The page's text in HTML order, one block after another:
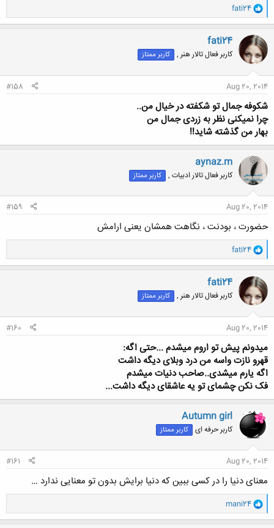
و
ا
ک
ن
ش
ه
ا
fati24
fati24
کاربر فعال تالار هنر , کاربر ممتاز
Aug 20, 2014
#158
شکوفه جمال تو شکفته در خیال من..
چرا نمیکنی نظر به زردی جمال من
بهار من گذشته شاید!!
aynaz.m
کاربر فعال تالار ادبیات , کاربر ممتاز
Aug 20, 2014
#159
حضورت ، بودنت ، نگاهت همشان یعنی ارامش
و
ا
ک
ن
ش
ه
ا
fati24
fati24
کاربر فعال تالار هنر , کاربر ممتاز
Aug 20, 2014
#160
میدونم پیش تو اروم میشدم ...حتی اگه:
قهرو نازت واسه من درد وبلای دیگه داشت
اگه یارم میشدی..صاحب دنیات میشدم
فک نکن چشمای تو یه عاشقای دیگه داشت...
Autumn girl
کاربر حرفه ای کاربر ممتاز
Aug 20, 2014
#161
معنای دنیا را در کسی ببین که دنیا برایش بدون تو معنایی ندارد …
و
ا
ک
mani24